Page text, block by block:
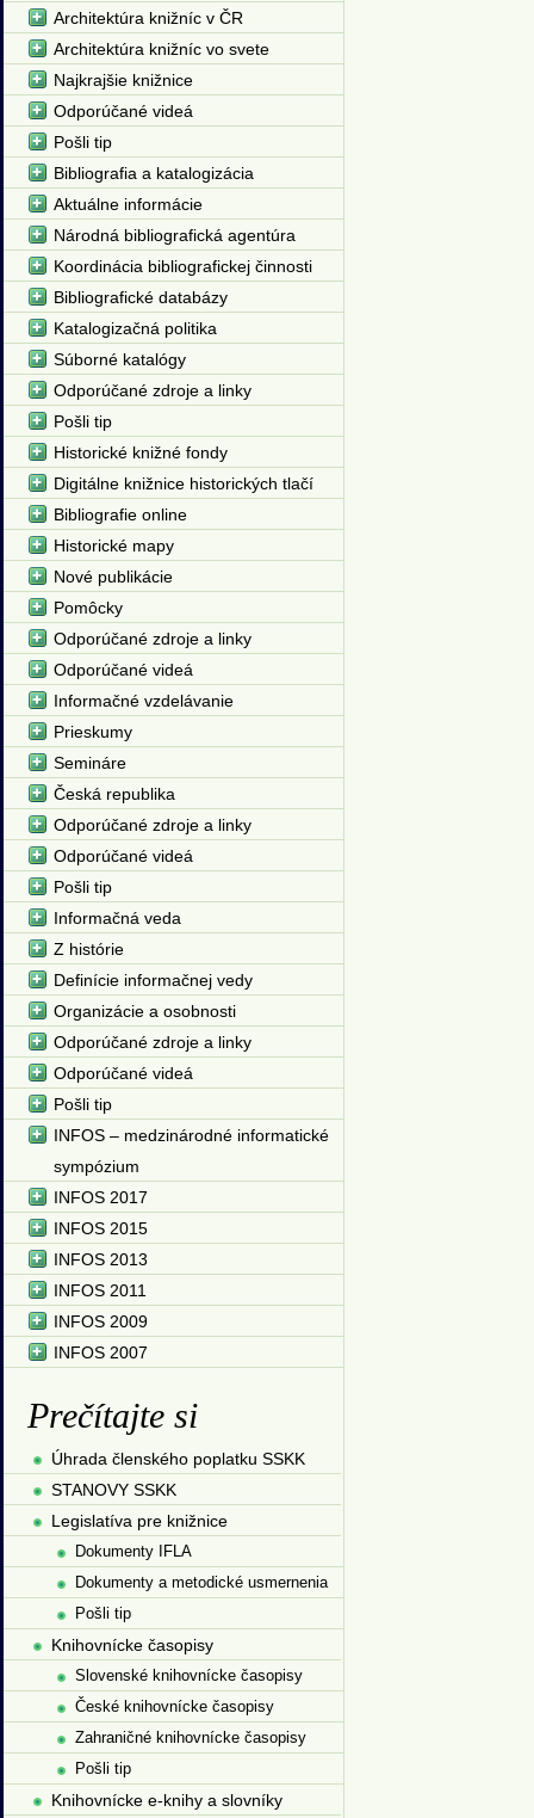
Architektúra knižníc v ČR
Architektúra knižníc vo svete
Najkrajšie knižnice
Odporúčané videá
Pošli tip
Bibliografia a katalogizácia
Aktuálne informácie
Národná bibliografická agentúra
Koordinácia bibliografickej činnosti
Bibliografické databázy
Katalogizačná politika
Súborné katalógy
Odporúčané zdroje a linky
Pošli tip
Historické knižné fondy
Digitálne knižnice historických tlačí
Bibliografie online
Historické mapy
Nové publikácie
Pomôcky
Odporúčané zdroje a linky
Odporúčané videá
Informačné vzdelávanie
Prieskumy
Semináre
Česká republika
Odporúčané zdroje a linky
Odporúčané videá
Pošli tip
Informačná veda
Z histórie
Definície informačnej vedy
Organizácie a osobnosti
Odporúčané zdroje a linky
Odporúčané videá
Pošli tip
INFOS – medzinárodné informatické
sympózium
INFOS 2017
INFOS 2015
INFOS 2013
INFOS 2011
INFOS 2009
INFOS 2007
Prečítajte si
Úhrada členského poplatku SSKK
STANOVY SSKK
Legislatíva pre knižnice
Dokumenty IFLA
Dokumenty a metodické usmernenia
Pošli tip
Knihovnícke časopisy
Slovenské knihovnícke časopisy
České knihovnícke časopisy
Zahraničné knihovnícke časopisy
Pošli tip
Knihovnícke e-knihy a slovníky